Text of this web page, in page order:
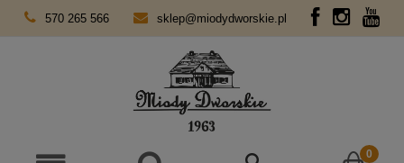
570 265 566 sklep@miodydworskie.pl